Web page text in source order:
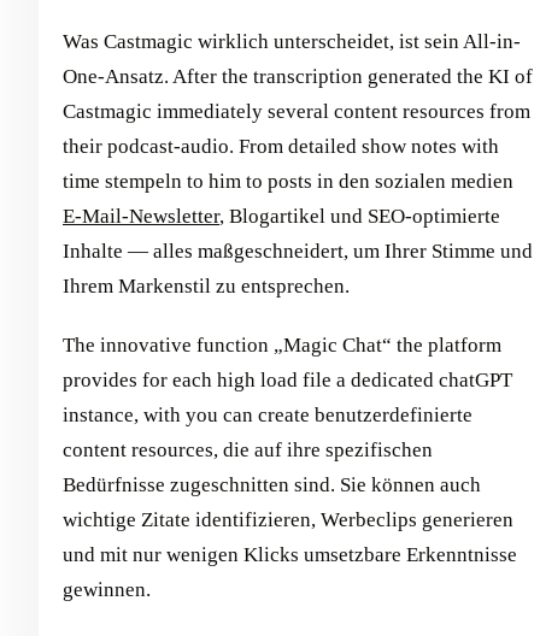
Was Castmagic wirklich unterscheidet, ist sein All-in-
One-Ansatz. After the transcription generated the KI of
Castmagic immediately several content resources from
their podcast-audio. From detailed show notes with
time stempeln to him to posts in den sozialen medien
E-Mail-Newsletter, Blogartikel und SEO-optimierte
Inhalte — alles maßgeschneidert, um Ihrer Stimme und
Ihrem Markenstil zu entsprechen.
The innovative function „Magic Chat“ the platform
provides for each high load file a dedicated chatGPT
instance, with you can create benutzerdefinierte
content resources, die auf ihre spezifischen
Bedürfnisse zugeschnitten sind. Sie können auch
wichtige Zitate identifizieren, Werbeclips generieren
und mit nur wenigen Klicks umsetzbare Erkenntnisse
gewinnen.